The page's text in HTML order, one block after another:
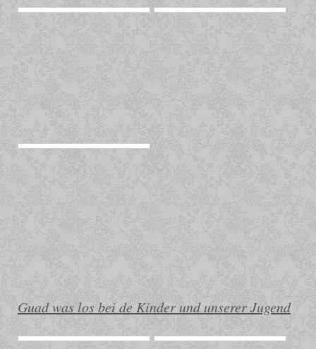
Guad was los bei de Kinder und unserer Jugend